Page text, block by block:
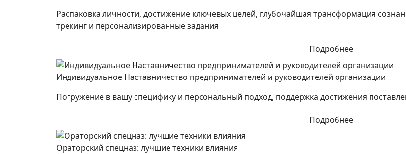
Распаковка личности, достижение ключевых целей, глубочайшая трансформация
трекинг и персонализированные задания
Подробнее
Индивидуальное Наставничество предпринимателей и руководителей организации
Погружение в вашу специфику и персональный подход, поддержка достижения
Подробнее
Ораторский спецназ: лучшие техники влияния